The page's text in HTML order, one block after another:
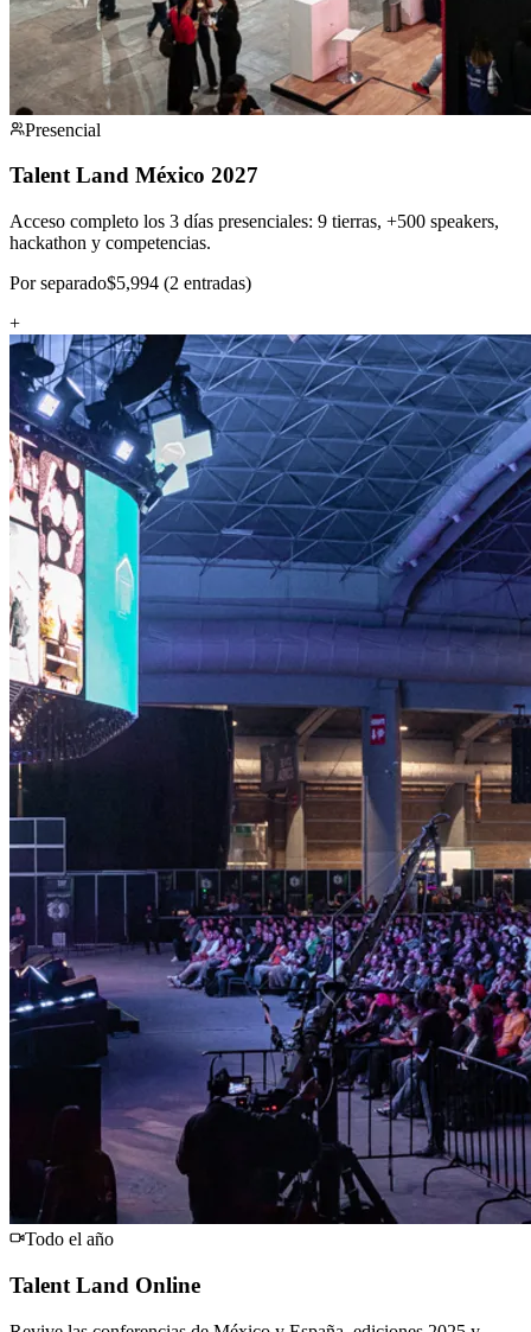
Presencial
Talent Land México 2027
Acceso completo los 3 días presenciales: 9 tierras, +500 speakers,
hackathon y competencias.
Por separado$5,994 (2 entradas)
+
Todo el año
Talent Land Online